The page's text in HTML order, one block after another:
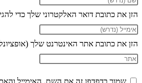
הזן את כתובת דואר האלקטרוני שלך כדי
הזן את כתובת אתר האינטרנט שלך